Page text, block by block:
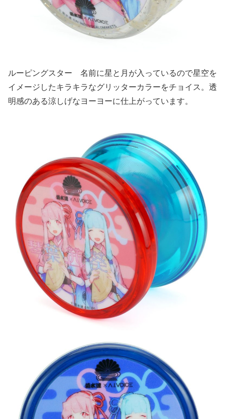
ルーピングスター 名前に星と月が入っているので星空を
イメージしたキラキラなグリッターカラーをチョイス。透
明感のある涼しげなヨーヨーに仕上がっています。